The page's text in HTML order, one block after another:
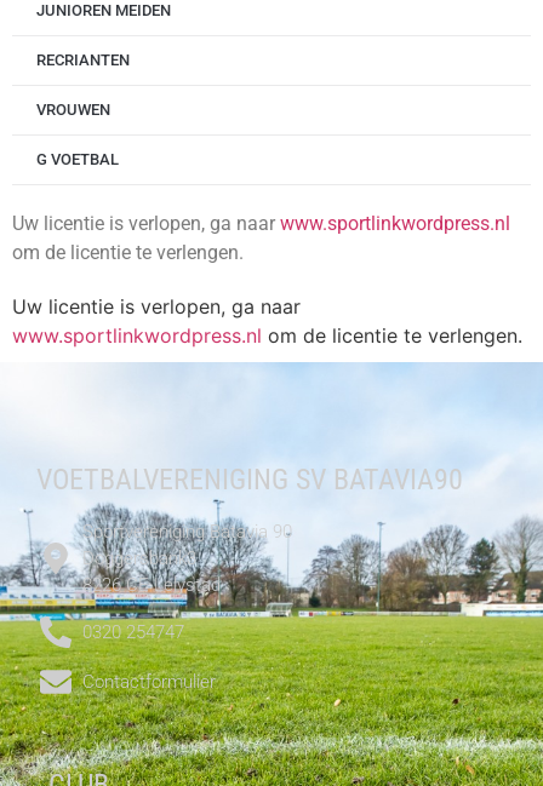
JUNIOREN MEIDEN
RECRIANTEN
VROUWEN
G VOETBAL
Uw licentie is verlopen, ga naar www.sportlinkwordpress.nl
om de licentie te verlengen.
Uw licentie is verlopen, ga naar
www.sportlinkwordpress.nl om de licentie te verlengen.
VOETBALVERENIGING SV BATAVIA90
Sportvereniging Batavia 90
Doggersbank3
8226 CE Lelystad
0320 254747
Contactformulier